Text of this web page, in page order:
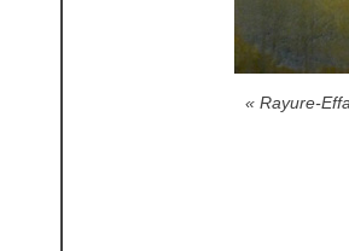
« Rayure-